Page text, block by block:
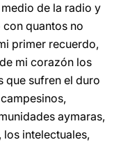
de la radio y
quantos no
primer recuerdo,
mi corazón los
que sufren el duro
aymaras,
intelectuales,